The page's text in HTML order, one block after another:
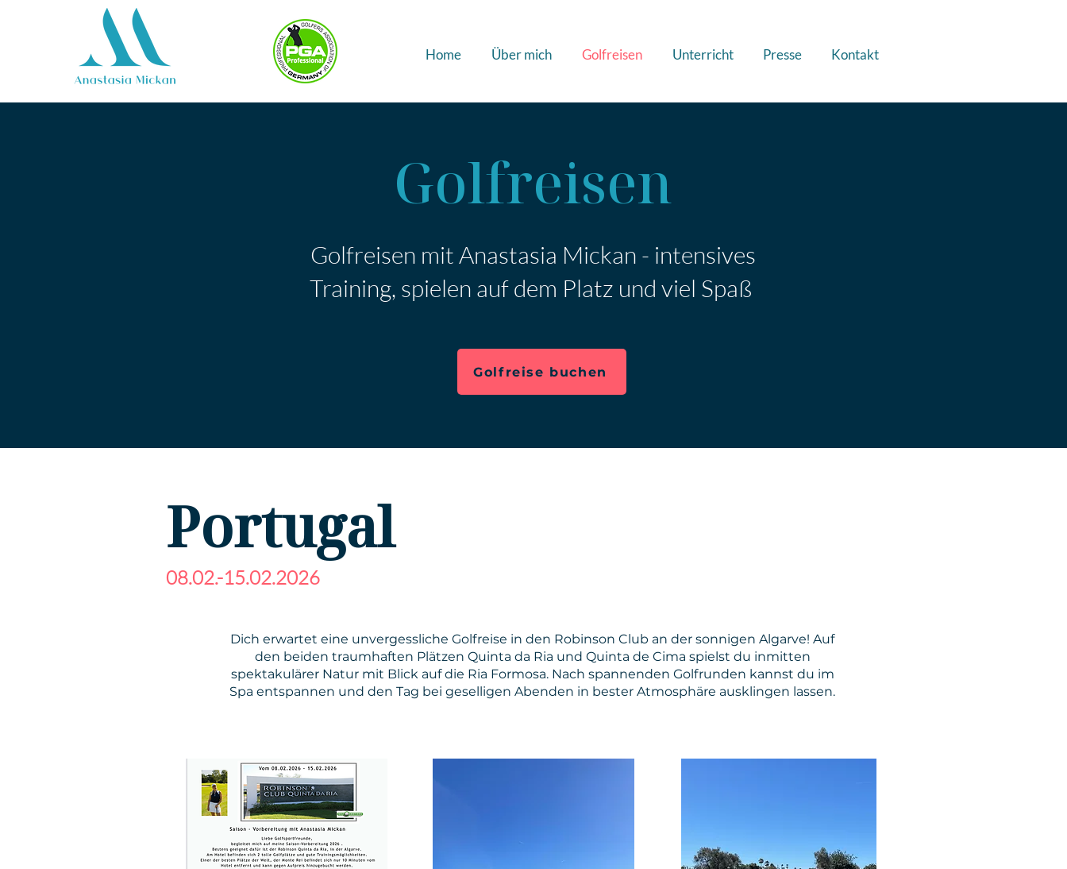
Home Über mich Golfreisen Unterricht Presse Kontakt
Golfreisen
Golfreisen mit Anastasia Mickan - intensives
Training, spielen auf dem Platz und viel Spaß
Golfreise buchen
Portugal
08.02.-15.02.2026
Dich erwartet eine unvergessliche Golfreise in den Robinson Club an der sonnigen Algarve! Auf
den beiden traumhaften Plätzen Quinta da Ria und Quinta de Cima spielst du inmitten
spektakulärer Natur mit Blick auf die Ria Formosa. Nach spannenden Golfrunden kannst du im
Spa entspannen und den Tag bei geselligen Abenden in bester Atmosphäre ausklingen lassen.